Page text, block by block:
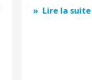
Lire la suite